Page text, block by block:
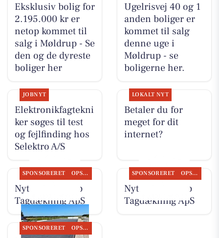
Eksklusiv bolig for
2.195.000 kr er
netop kommet til
salg i Møldrup - Se
den og de dyreste
boliger her
Ugelrisvej 40 og 1
anden boliger er
kommet til salg
denne uge i
Møldrup - se
boligerne her.
JOBNYT
Elektronikfagtekni
ker søges til test
og fejlfinding hos
Selektro A/S
LOKALT NYT
Betaler du for
meget for dit
internet?
SPONSORERET OPSLAGSTAVLEN
Nyt fra Møldrup
Tagdækning ApS
SPONSORERET OPSLAGSTAVLEN
Nyt fra Møldrup
Tagdækning ApS
SPONSORERET OPSLAGSTAVLEN